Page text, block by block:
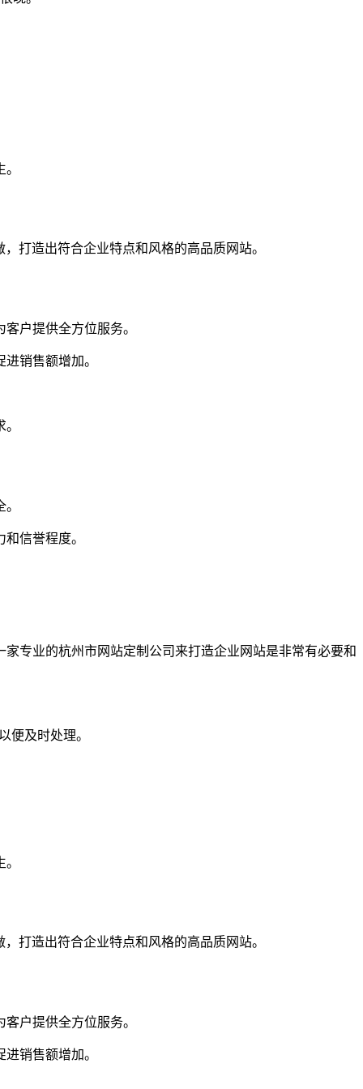
打造出符合企业特点和风格的高品质网站。
户提供全方位服务。
销售额增加。
信誉程度。
专业的杭州市网站定制公司来打造企业网站是非常有必要和
便及时处理。
打造出符合企业特点和风格的高品质网站。
户提供全方位服务。
销售额增加。